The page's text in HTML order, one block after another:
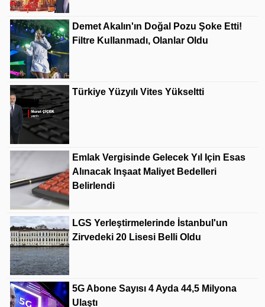
Demet Akalın'ın Doğal Pozu Şoke Etti!
Filtre Kullanmadı, Olanlar Oldu
Türkiye Yüzyılı Vites Yükseltti
Emlak Vergisinde Gelecek Yıl Için Esas
Alınacak Inşaat Maliyet Bedelleri
Belirlendi
LGS Yerleştirmelerinde İstanbul'un
Zirvedeki 20 Lisesi Belli Oldu
5G Abone Sayısı 4 Ayda 44,5 Milyona
Ulaştı